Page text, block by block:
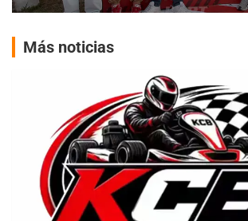
Más noticias